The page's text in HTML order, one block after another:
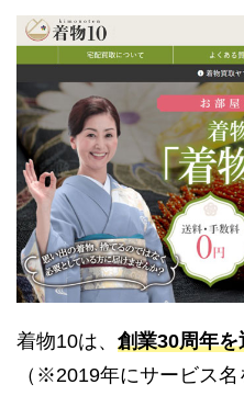
着物10は、 創業30周年
（※2019年にサービス